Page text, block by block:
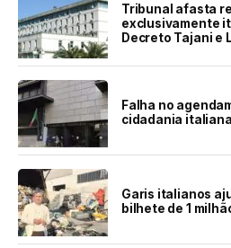
Tribunal afasta
exclusivamente
Decreto Tajani e
Falha no
cidadania
Garis italianos
bilhete de 1